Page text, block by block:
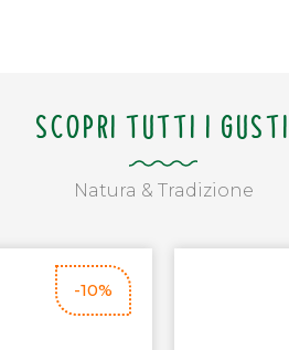
SCOPRI TUTTI I GUSTI
Natura & Tradizione
-10%